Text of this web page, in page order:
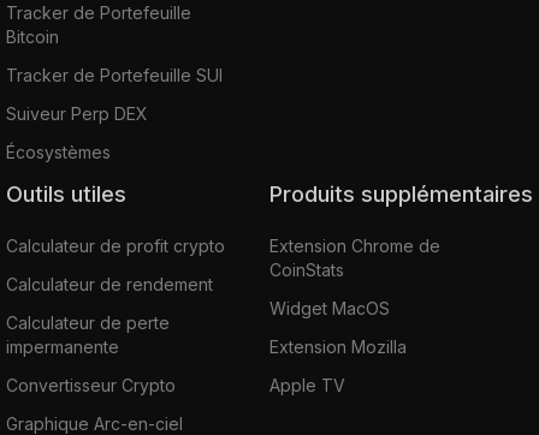
Tracker de Portefeuille
Bitcoin
Tracker de Portefeuille SUI
Suiveur Perp DEX
Écosystèmes
Outils utiles
Calculateur de profit crypto
Calculateur de rendement
Calculateur de perte
impermanente
Convertisseur Crypto
Graphique Arc-en-ciel
Produits supplémentaires
Extension Chrome de
CoinStats
Widget MacOS
Extension Mozilla
Apple TV